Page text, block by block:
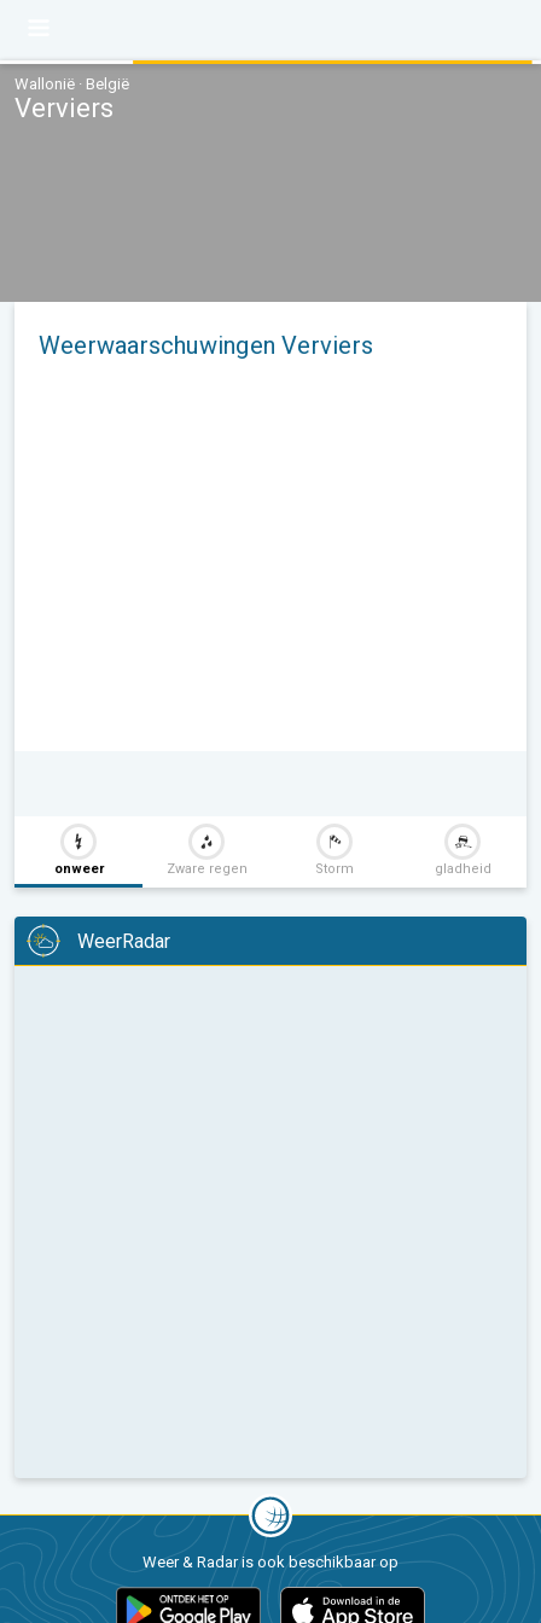
Wallonië · België
Verviers
Weerwaarschuwingen Verviers
onweer Zware regen Storm gladheid
WeerRadar
Weer & Radar is ook beschikbaar op